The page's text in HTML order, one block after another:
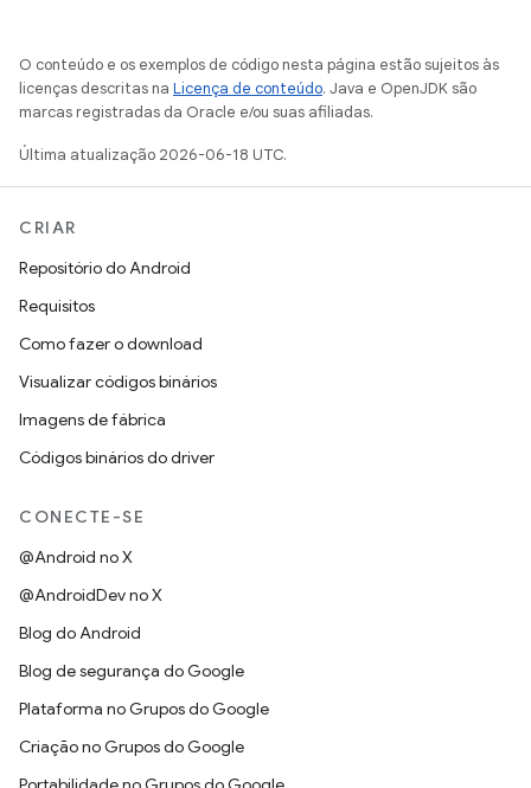
O conteúdo e os exemplos de código nesta página estão sujeitos às
licenças descritas na Licença de conteúdo. Java e OpenJDK são
marcas registradas da Oracle e/ou suas afiliadas.
Última atualização 2026-06-18 UTC.
CRIAR
Repositório do Android
Requisitos
Como fazer o download
Visualizar códigos binários
Imagens de fábrica
Códigos binários do driver
CONECTE-SE
@Android no X
@AndroidDev no X
Blog do Android
Blog de segurança do Google
Plataforma no Grupos do Google
Criação no Grupos do Google